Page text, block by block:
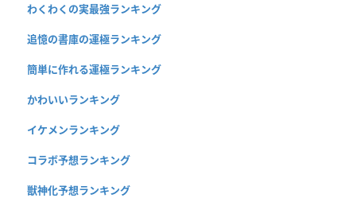
わくわくの実最強ランキング
追憶の書庫の運極ランキング
簡単に作れる運極ランキング
かわいいランキング
イケメンランキング
コラボ予想ランキング
獣神化予想ランキング